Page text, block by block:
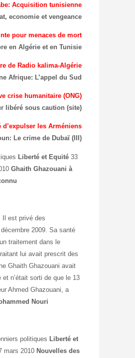
Acquisition tunisienne
economie et vengeance
pour menaces de mort
en Algérie et en Tunisie
de Radio kalima-Algérie
Afrique: L’appel du Sud
crise humanitaire (ONG)
libéré sous caution (site)
les Arméniens
Le crime de Dubaï (III)
Liberté et Equité 33
Ghaith Ghazouani à
Il est privé des
2009. Sa santé
traitement dans le
lui avait prescrit des
Ghaith Ghazouani avait
n’était sorti de que le 13
Ahmed Ghazouani, a
Nouri
politiques Liberté et
mars 2010 Nouvelles des